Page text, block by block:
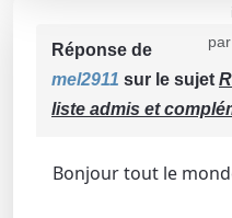
par
Réponse de
mel2911 sur le sujet
liste admis et
Bonjour tout le